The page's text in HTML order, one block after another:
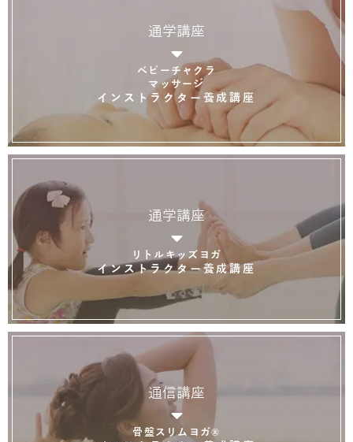
通学講座
ベビーチャクラ
マッサージ
インストラクター養成講座
通学講座
リトルキッズヨガ
インストラクター養成講座
通信講座
骨盤スリムヨガ®